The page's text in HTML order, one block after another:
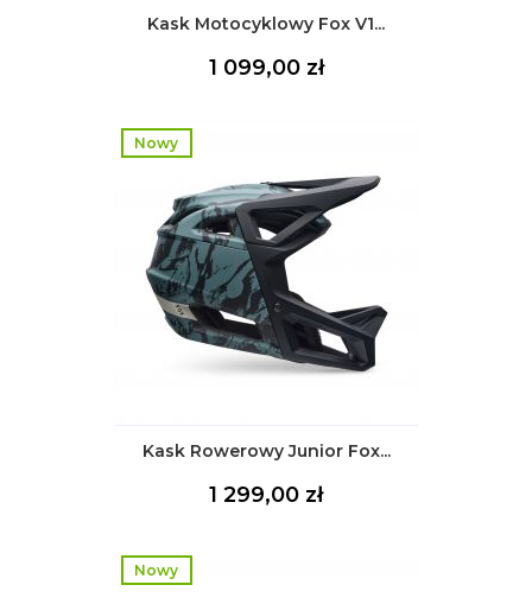
Kask Motocyklowy Fox V1...
Cena
1 099,00 zł
Kask Rowerowy Junior Fox...
Cena
1 299,00 zł
Nowy
Nowy